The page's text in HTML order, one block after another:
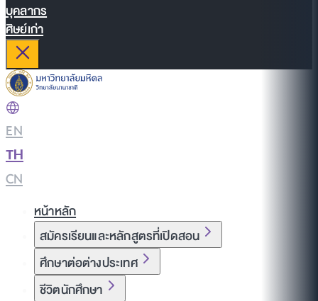
บุคลากร
ศิษย์เก่า
EN
TH
CN
หน้าหลัก
สมัครเรียนและหลักสูตรที่เปิดสอน
ศึกษาต่อต่างประเทศ
ชีวิตนักศึกษา